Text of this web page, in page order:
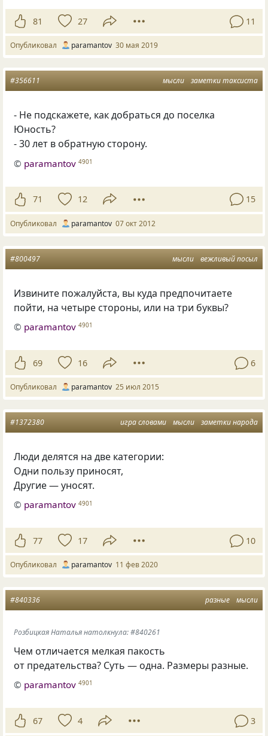
81 27 11
Опубликовал paramantov 30 мая 2019
мысли заметки таксиста
#356611
- Не подскажете, как добраться до поселка
Юность?
- 30 лет в обратную сторону.
© paramantov 4901
71 12 15
Опубликовал paramantov 07 окт 2012
мысли вежливый посыл
#800497
Извините пожалуйста, вы куда предпочитаете
пойти, на четыре стороны, или на три буквы?
© paramantov 4901
69 16 6
Опубликовал paramantov 25 июл 2015
игра словами мысли заметки народа
#1372380
Люди делятся на две категории:
Одни пользу приносят,
Другие — уносят.
© paramantov 4901
77 17 10
Опубликовал paramantov 11 фев 2020
разные мысли
#840336
Розбицкая Наталья натолкнула: #840261
Чем отличается мелкая пакость
от предательства? Суть — одна. Размеры разные.
© paramantov 4901
67 4 3